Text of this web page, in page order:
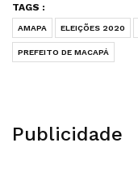
TAGS :
AMAPA ELEIÇÕES 2020
PREFEITO DE MACAPÁ
Publicidade